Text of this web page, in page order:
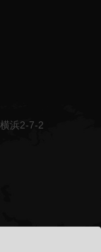
浜2-7-2